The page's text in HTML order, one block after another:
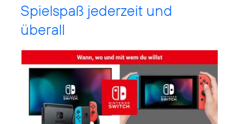
Spielspaß jederzeit und
überall